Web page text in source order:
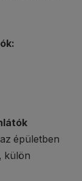
épületben
külön